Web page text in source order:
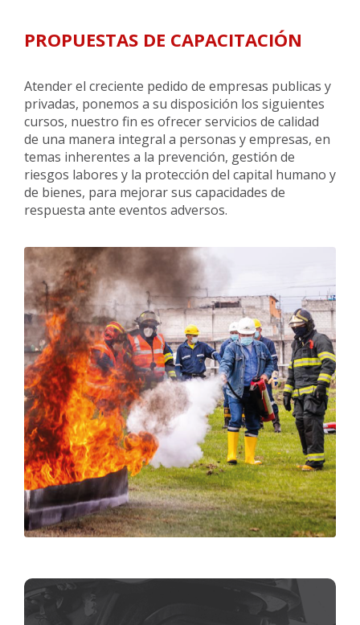
PROPUESTAS DE CAPACITACIÓN
Atender el creciente pedido de empresas publicas y
privadas, ponemos a su disposición los siguientes
cursos, nuestro fin es ofrecer servicios de calidad
de una manera integral a personas y empresas, en
temas inherentes a la prevención, gestión de
riesgos labores y la protección del capital humano y
de bienes, para mejorar sus capacidades de
respuesta ante eventos adversos.